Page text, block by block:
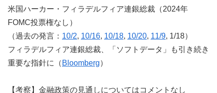
米国ハーカー・フィラデルフィア連銀総裁（2024年
FOMC投票権なし）
（過去の発言： 10/2, 10/16, 10/18, 10/20, 11/9, 1/18）
フィラデルフィア連銀総裁、「ソフトデータ」も引き続き
重要な指針に（ Bloomberg）
【考察】金融政策の見通しについてはコメントなし